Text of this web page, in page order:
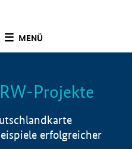
MENÜ
Info
Projekte
erfolgreicher